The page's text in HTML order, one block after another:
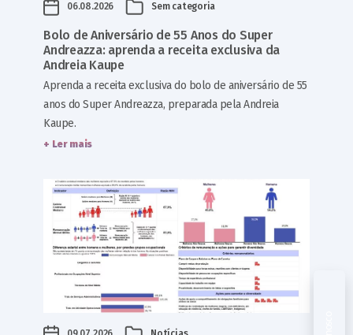
06.08.2026 Sem categoria
Bolo de Aniversário de 55 Anos do Super
Andreazza: aprenda a receita exclusiva da
Andreia Kaupe
Aprenda a receita exclusiva do bolo de aniversário de 55
anos do Super Andreazza, preparada pela Andreia
Kaupe.
+ Ler mais